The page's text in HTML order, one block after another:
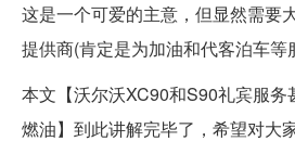
这是一个可爱的主意，但显然需要
提供商(肯定是为加油和代客泊车等
本文【沃尔沃XC90和S90礼宾服
燃油】到此讲解完毕了，希望对大